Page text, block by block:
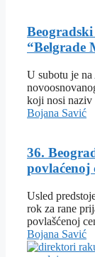
“Belgrade
U subotu je
koji nosi
Bojana Savić
36.
povlaćenoj
Usled
rok za rane
povlašćenoj
Bojana Savić